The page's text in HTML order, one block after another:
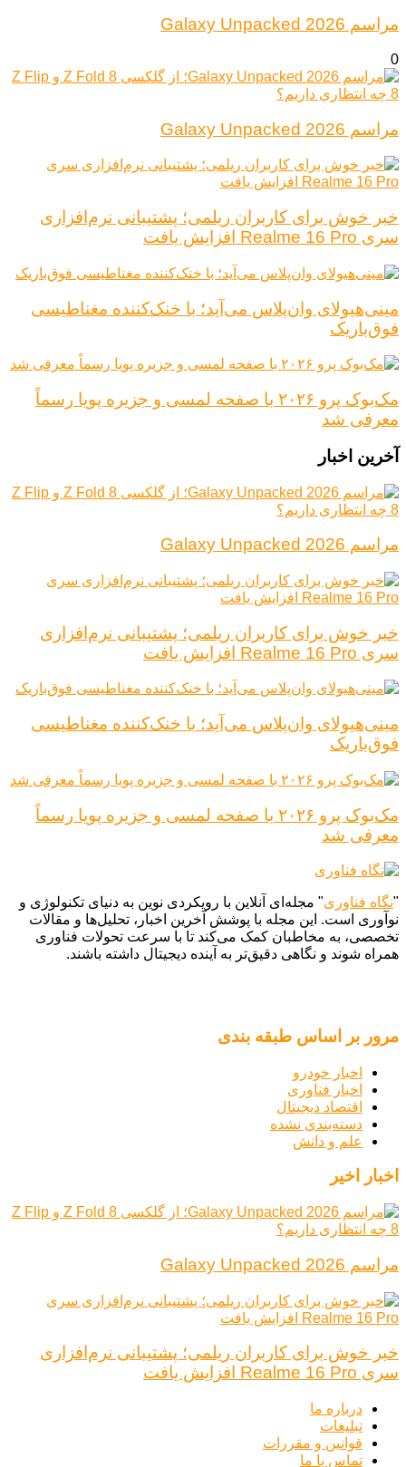
مراسم Galaxy Unpacked 2026
0
مراسم Galaxy Unpacked 2026
خبر خوش برای کاربران ریلمی؛ پشتیبانی نرم‌افزاری
سری Realme 16 Pro افزایش یافت
مینی‌هیولای وان‌پلاس می‌آید؛ با خنک‌کننده مغناطیسی
فوق‌باریک
مک‌بوک پرو ۲۰۲۶ با صفحه لمسی و جزیره پویا رسماً
معرفی شد
آخرین اخبار
مراسم Galaxy Unpacked 2026
خبر خوش برای کاربران ریلمی؛ پشتیبانی نرم‌افزاری
سری Realme 16 Pro افزایش یافت
مینی‌هیولای وان‌پلاس می‌آید؛ با خنک‌کننده مغناطیسی
فوق‌باریک
مک‌بوک پرو ۲۰۲۶ با صفحه لمسی و جزیره پویا رسماً
معرفی شد
"نگاه فناوری" مجله‌ای آنلاین با رویکردی نوین به دنیای تکنولوژی و
نوآوری است. این مجله با پوشش آخرین اخبار، تحلیل‌ها و مقالات
تخصصی، به مخاطبان کمک می‌کند تا با سرعت تحولات فناوری
همراه شوند و نگاهی دقیق‌تر به آینده دیجیتال داشته باشند.
مرور بر اساس طبقه بندی
اخبار خودرو
اخبار فناوری
اقتصاد دیجیتال
دسته‌بندی نشده
علم و دانش
اخبار اخیر
مراسم Galaxy Unpacked 2026
خبر خوش برای کاربران ریلمی؛ پشتیبانی نرم‌افزاری
سری Realme 16 Pro افزایش یافت
درباره ما
تبلیغات
قوانین و مقررات
تماس با ما